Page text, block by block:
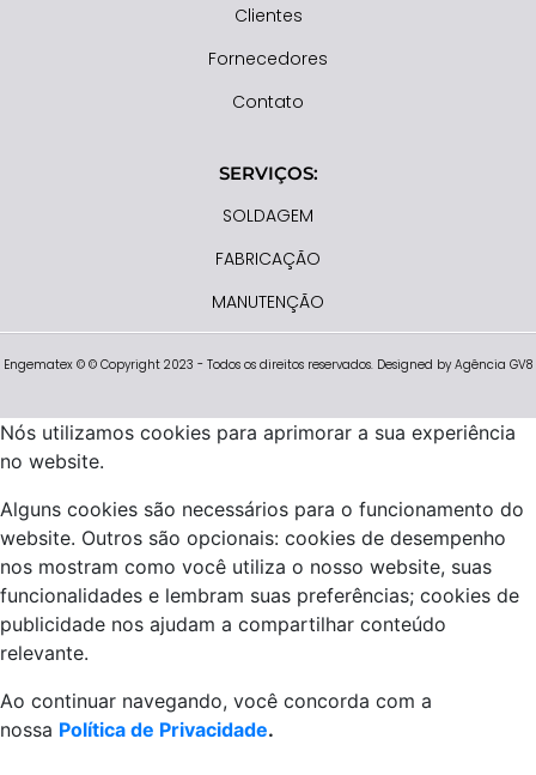
Clientes
Fornecedores
Contato
SERVIÇOS:
SOLDAGEM
FABRICAÇÃO
MANUTENÇÃO
Engematex © © Copyright 2023 - Todos os direitos reservados. Designed by Agência GV8
Nós utilizamos cookies para aprimorar a sua experiência
no website.
Alguns cookies são necessários para o funcionamento do
website. Outros são opcionais: cookies de desempenho
nos mostram como você utiliza o nosso website, suas
funcionalidades e lembram suas preferências; cookies de
publicidade nos ajudam a compartilhar conteúdo
relevante.
Ao continuar navegando, você concorda com a
nossa Política de Privacidade.